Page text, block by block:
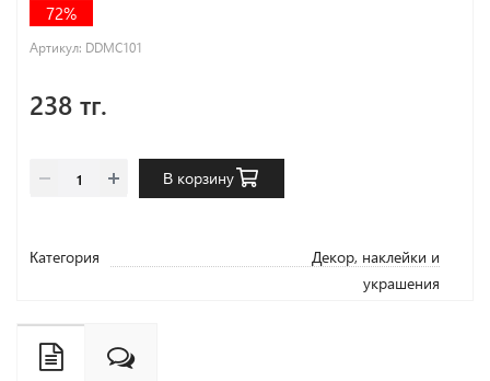
72%
Артикул: DDMC101
238 тг.
В корзину
Категория
Декор, наклейки и
украшения